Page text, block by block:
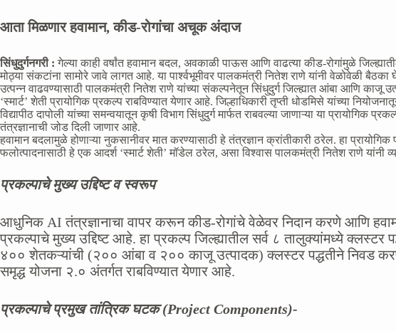
आता मिळणार हवामान, कीड-रोगांचा अचूक अंदाज
सिंधुदुर्गनगरी : गेल्या काही वर्षांत हवामान बदल, अवकाळी पाऊस आणि वाढत्या कीड-रोगांमुळे
मोठ्या संकटांना सामोरे जावे लागत आहे. या पार्श्वभूमीवर पालकमंत्री नितेश राणे यांनी वेळोवेळी
उत्पन्न वाढवण्यासाठी पालकमंत्री नितेश राणे यांच्या संकल्पनेतून सिंधुदुर्ग जिल्ह्यात आंबा आणि काजू
‘स्मार्ट’ शेती प्रायोगिक प्रकल्प राबविण्यात येणार आहे. जिल्हाधिकारी तृप्ती धोडमिसे यांच्या
विद्यापीठ दापोली यांच्या समन्वयातून कृषी विभाग सिंधुदुर्ग मार्फत राबवल्या जाणाऱ्या या प्रायोगिक
तंत्रज्ञानाची जोड दिली जाणार आहे.
हवामान बदलामुळे होणाऱ्या नुकसानीवर मात करण्यासाठी हे तंत्रज्ञान क्रांतीकारी ठरेल. हा
फलोत्पादनासाठी हे एक आदर्श ‘स्मार्ट शेती’ मॉडेल ठरेल, असा विश्वास पालकमंत्री नितेश राणे यांनी
प्रकल्पाचे मुख्य उद्दिष्ट व स्वरूप
आधुनिक AI तंत्रज्ञानाचा वापर करून कीड-रोगांचे वेळेवर निदान करणे आणि
प्रकल्पाचे मुख्य उद्दिष्ट आहे. हा प्रकल्प जिल्ह्यातील सर्व ८ तालुक्यांमध्ये क्लस्टर
४०० शेतकऱ्यांची (२०० आंबा व २०० काजू उत्पादक) क्लस्टर पद्धतीने निवड
समृद्ध योजना २.० अंतर्गत राबविण्यात येणार आहे.
प्रकल्पाचे प्रमुख तांत्रिक घटक (Project Components)-